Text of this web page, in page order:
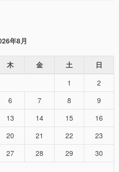
ヤ
ー”の
年8月
木 金 土
日
1
2
6 7 8
9
13 14 15
16
20 21 22
23
27 28 29
30